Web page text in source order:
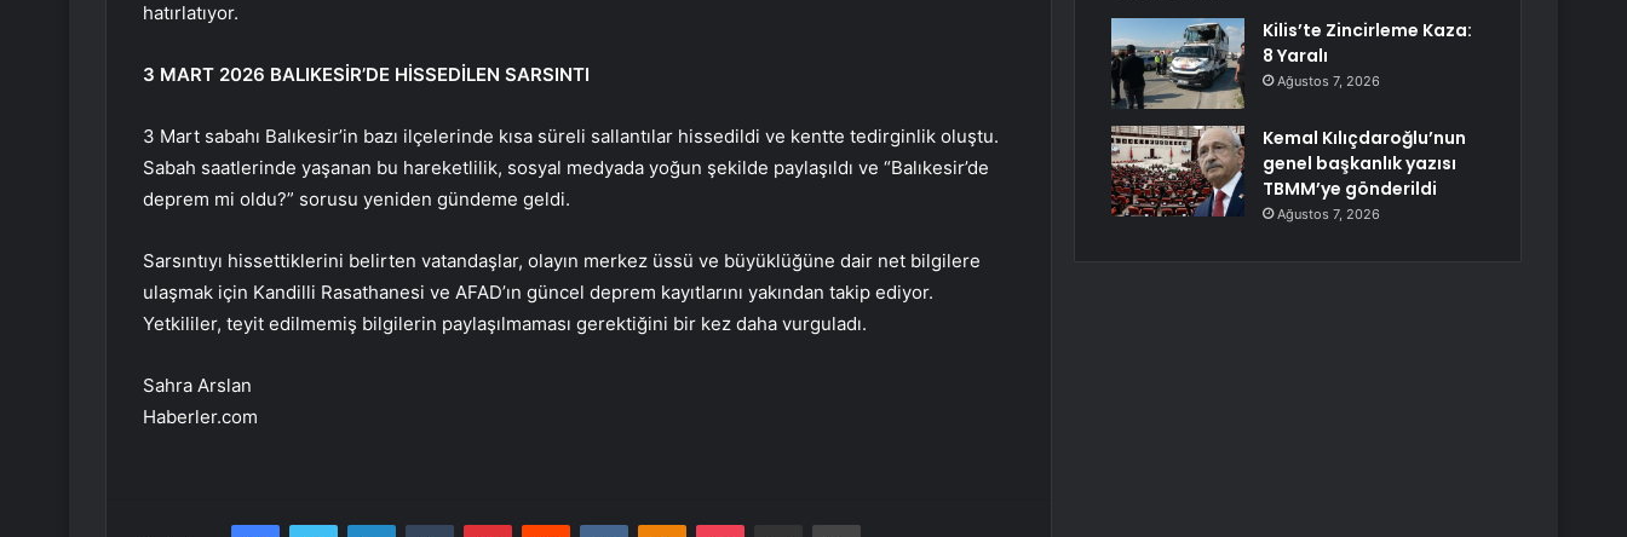
hatırlatıyor.
3 MART 2026 BALIKESİR’DE HİSSEDİLEN SARSINTI
3 Mart sabahı Balıkesir’in bazı ilçelerinde kısa süreli sallantılar hissedildi ve kentte tedirginlik oluştu.
Sabah saatlerinde yaşanan bu hareketlilik, sosyal medyada yoğun şekilde paylaşıldı ve “Balıkesir’de
deprem mi oldu?” sorusu yeniden gündeme geldi.
Sarsıntıyı hissettiklerini belirten vatandaşlar, olayın merkez üssü ve büyüklüğüne dair net bilgilere
ulaşmak için Kandilli Rasathanesi ve AFAD’ın güncel deprem kayıtlarını yakından takip ediyor.
Yetkililer, teyit edilmemiş bilgilerin paylaşılmaması gerektiğini bir kez daha vurguladı.
Sahra Arslan
Haberler.com
FacebookTwitter LinkedInTumblr PinterestReddit VKontakteOdnoklassniki
Pocket E-Posta ile paylaş Yazdır
Kilis’te Zincirleme Kaza:
8 Yaralı
Ağustos 7, 2026
Kemal Kılıçdaroğlu’nun
genel başkanlık yazısı
TBMM’ye gönderildi
Ağustos 7, 2026